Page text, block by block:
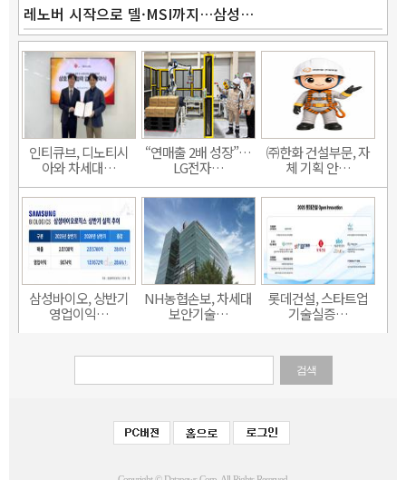
레노버 시작으로 델·MSI까지…삼성…
인티큐브, 디노티시
아와 차세대…
“연매출 2배 성장”…
LG전자…
㈜한화 건설부문, 자
체 기획 안…
삼성바이오, 상반기
영업이익…
NH농협손보, 차세대
보안기술…
롯데건설, 스타트업
기술실증…
검색